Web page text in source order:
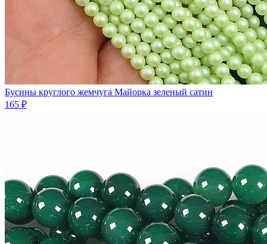
Бусины круглого жемчуга Майорка зеленый сатин
165 ₽